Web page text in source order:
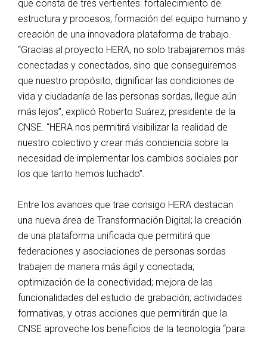
que consta de tres vertientes: fortalecimiento de
estructura y procesos; formación del equipo humano y
creación de una innovadora plataforma de trabajo.
“Gracias al proyecto HERA, no solo trabajaremos más
conectadas y conectados, sino que conseguiremos
que nuestro propósito, dignificar las condiciones de
vida y ciudadanía de las personas sordas, llegue aún
más lejos”, explicó Roberto Suárez, presidente de la
CNSE. “HERA nos permitirá visibilizar la realidad de
nuestro colectivo y crear más conciencia sobre la
necesidad de implementar los cambios sociales por
los que tanto hemos luchado”.
Entre los avances que trae consigo HERA destacan
una nueva área de Transformación Digital; la creación
de una plataforma unificada que permitirá que
federaciones y asociaciones de personas sordas
trabajen de manera más ágil y conectada;
optimización de la conectividad; mejora de las
funcionalidades del estudio de grabación; actividades
formativas, y otras acciones que permitirán que la
CNSE aproveche los beneficios de la tecnología “para